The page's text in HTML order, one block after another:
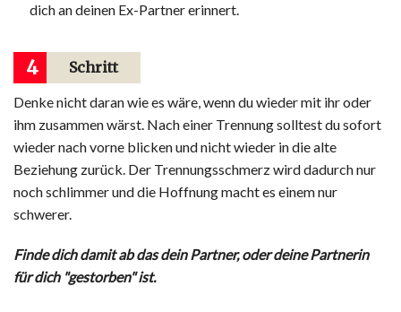
dich an deinen Ex-Partner erinnert.
4 Schritt
Denke nicht daran wie es wäre, wenn du wieder mit ihr oder
ihm zusammen wärst. Nach einer Trennung solltest du sofort
wieder nach vorne blicken und nicht wieder in die alte
Beziehung zurück. Der Trennungsschmerz wird dadurch nur
noch schlimmer und die Hoffnung macht es einem nur
schwerer.
Finde dich damit ab das dein Partner, oder deine Partnerin
für dich "gestorben" ist.